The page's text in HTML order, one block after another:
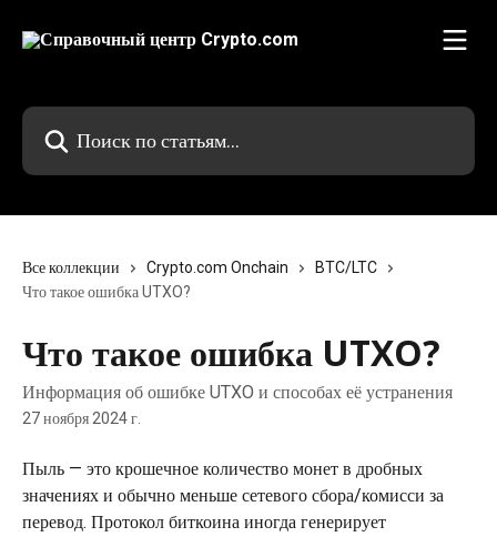
Поиск по статьям...
Все коллекции Crypto.com Onchain
BTC/LTC
Что такое ошибка UTXO?
Что такое ошибка UTXO?
Информация об ошибке UTXO и способах её устранения
27 ноября 2024 г.
Пыль — это крошечное количество монет в дробных
значениях и обычно меньше сетевого сбора/комисси за
перевод. Протокол биткоина иногда генерирует